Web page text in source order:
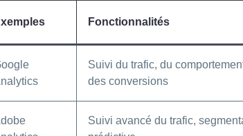
Fonctionnalités
Suivi du trafic, du
des conversions
Suivi avancé du trafic,